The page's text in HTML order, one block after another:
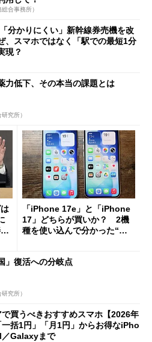
合事務所）
分かりにくい」新幹線券売機を改
スマホではなく「駅での最短1分
現？
力低下、その本当の課題とは
究所）
「iPhone 17e」と「iPhone
17」どちらが買いか？ 2機
種を使い込んで分かった“ス
」復活への分岐点
究所）
買うべきおすすめスマホ【2026年
括1円」「月1円」からお得なiPho
Galaxyまで